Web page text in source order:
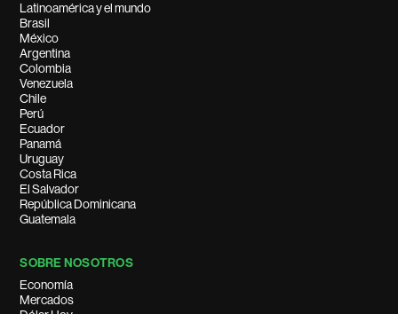
Latinoamérica y el mundo
Brasil
México
Argentina
Colombia
Venezuela
Chile
Perú
Ecuador
Panamá
Uruguay
Costa Rica
El Salvador
República Dominicana
Guatemala
SOBRE NOSOTROS
Economía
Mercados